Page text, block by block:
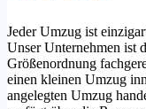
Jeder Umzug ist
Unser Unternehmen ist
Größenordnung
einen kleinen Umzug
angelegten Umzug